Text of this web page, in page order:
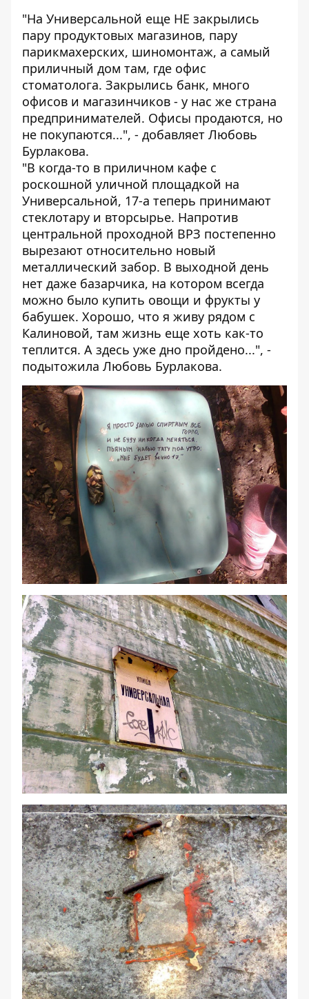
"На Универсальной еще НЕ закрылись
пару продуктовых магазинов, пару
парикмахерских, шиномонтаж, а самый
приличный дом там, где офис
стоматолога. Закрылись банк, много
офисов и магазинчиков - у нас же страна
предпринимателей. Офисы продаются, но
не покупаются...", - добавляет Любовь
Бурлакова.
"В когда-то в приличном кафе с
роскошной уличной площадкой на
Универсальной, 17-а теперь принимают
стеклотару и вторсырье. Напротив
центральной проходной ВРЗ постепенно
вырезают относительно новый
металлический забор. В выходной день
нет даже базарчика, на котором всегда
можно было купить овощи и фрукты у
бабушек. Хорошо, что я живу рядом с
Калиновой, там жизнь еще хоть как-то
теплится. А здесь уже дно пройдено...", -
подытожила Любовь Бурлакова.